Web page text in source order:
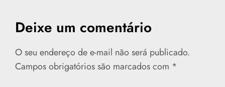
g
a
Deixe um comentário
O seu endereço de e-mail não será publicado.
Campos obrigatórios são marcados com *